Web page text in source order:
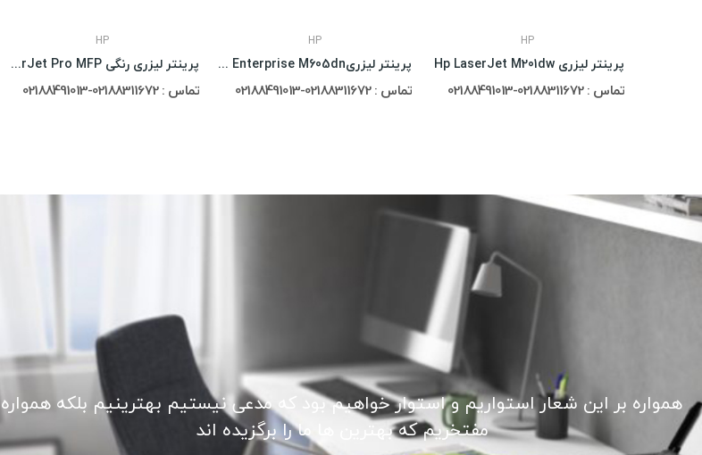
HP
پرینتر لیزری رنگی HP Color LaserJet Pro MFP...
تماس : 02188311672-02188491013
HP
پرینتر لیزریHP LaserJet Enterprise M605dn
تماس : 02188311672-02188491013
HP
پرینتر لیزری Hp LaserJet M201dw
تماس : 02188311672-02188491013
همواره بر این شعار استواریم و استوار خواهیم بود که مدعی نیستیم بهترینیم بلکه همواره
مفتخریم که بهترین ها ما را برگزیده اند